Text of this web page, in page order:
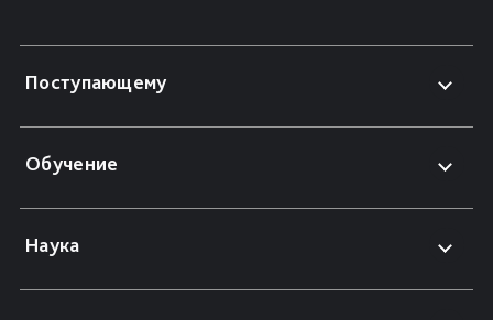
Поступающему
Обучение
Наука